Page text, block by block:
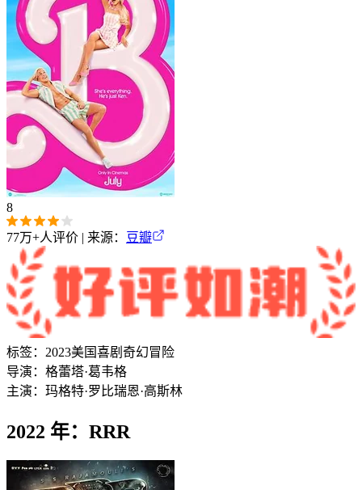
8
77万+人评价 | 来源： 豆瓣
标签： 2023美国喜剧 奇幻冒险
导演： 格蕾塔·葛韦格
主演： 玛格特·罗比瑞恩·高斯林
2022 年：RRR